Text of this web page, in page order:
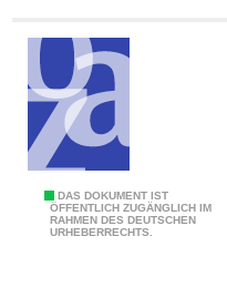
i
s
D
ü
e
b
h
n
DAS DOKUMENT IST
ÖFFENTLICH ZUGÄNGLICH IM
RAHMEN DES DEUTSCHEN
URHEBERRECHTS.